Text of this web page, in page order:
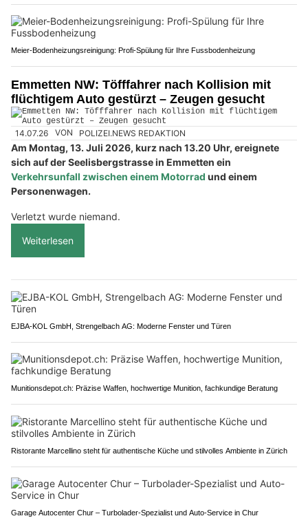
Meier-Bodenheizungsreinigung: Profi-Spülung für Ihre Fussbodenheizung
Emmetten NW: Töfffahrer nach Kollision mit
flüchtigem Auto gestürzt – Zeugen gesucht
14.07.26 VON POLIZEI.NEWS REDAKTION
Am Montag, 13. Juli 2026, kurz nach 13.20 Uhr, ereignete
sich auf der Seelisbergstrasse in Emmetten ein
Verkehrsunfall zwischen einem Motorrad und einem
Personenwagen.
Verletzt wurde niemand.
Weiterlesen
EJBA-KOL GmbH, Strengelbach AG: Moderne Fenster und Türen
Munitionsdepot.ch: Präzise Waffen, hochwertige Munition, fachkundige Beratung
Ristorante Marcellino steht für authentische Küche und stilvolles Ambiente in Zürich
Garage Autocenter Chur – Turbolader-Spezialist und Auto-Service in Chur